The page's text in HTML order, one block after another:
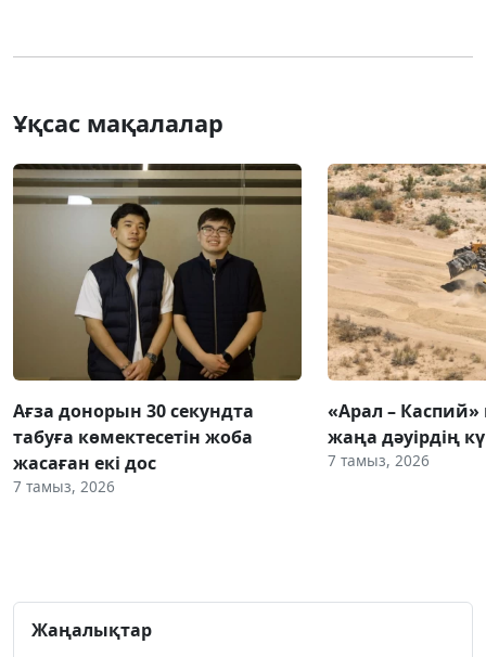
Ұқсас мақалалар
Ағза донорын 30 секундта
табуға көмектесетін жоба
жасаған екі дос
7 тамыз, 2026
«Арал – Каспий»
жаңа дәуірдің
7 тамыз, 2026
Жаңалықтар